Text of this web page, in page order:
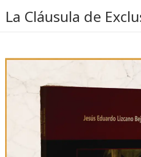
La Cláusula de